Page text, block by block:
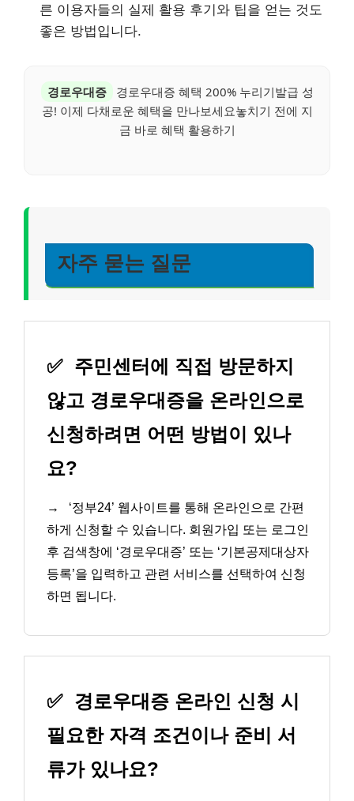
른 이용자들의 실제 활용 후기와 팁을 얻는 것도
좋은 방법입니다.
경로우대증
경로우대증 혜택 200% 누리기발급 성
공! 이제 다채로운 혜택을 만나보세요놓치기 전에 지
금 바로 혜택 활용하기
자주 묻는 질문
✅ 주민센터에 직접 방문하지
않고 경로우대증을 온라인으로
신청하려면 어떤 방법이 있나
요?
→
‘정부24’ 웹사이트를 통해 온라인으로 간편
하게 신청할 수 있습니다. 회원가입 또는 로그인
후 검색창에 ‘경로우대증’ 또는 ‘기본공제대상자
등록’을 입력하고 관련 서비스를 선택하여 신청
하면 됩니다.
✅ 경로우대증 온라인 신청 시
필요한 자격 조건이나 준비 서
류가 있나요?